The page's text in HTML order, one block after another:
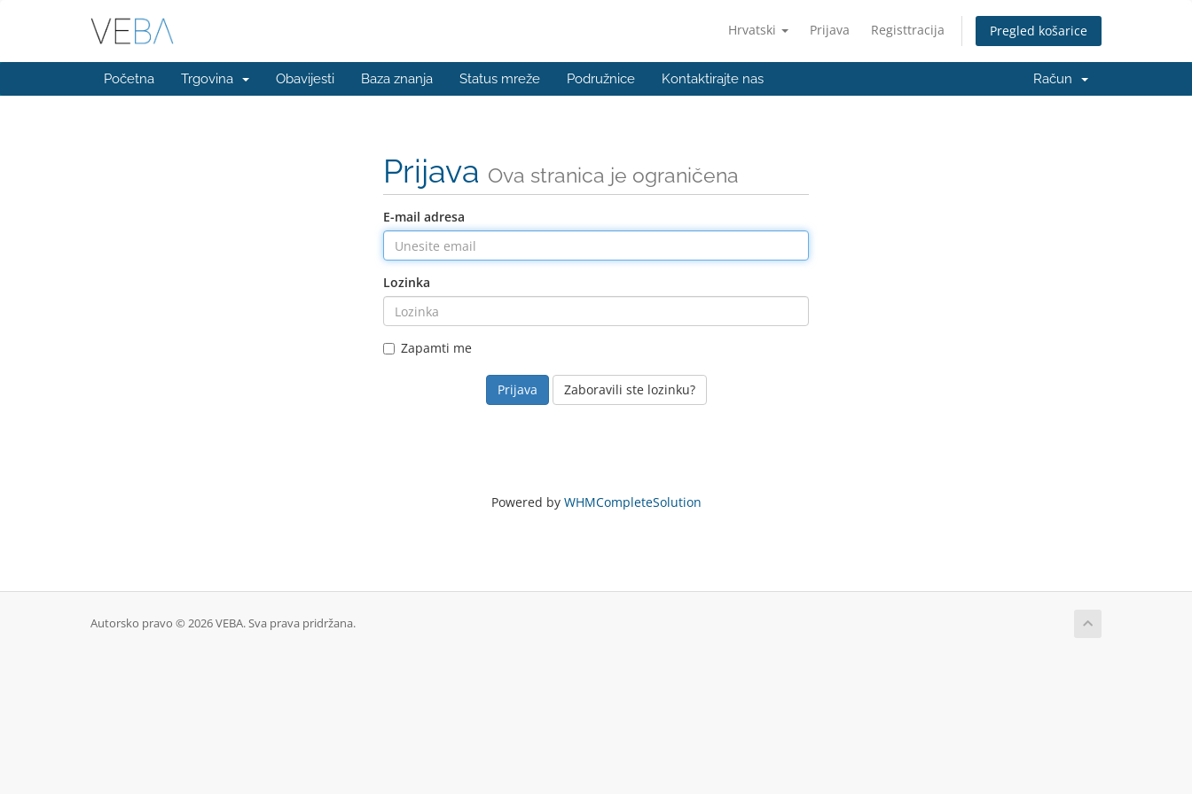
Hrvatski Prijava Registtracija Pregled košarice
Početna Trgovina Obavijesti Baza znanja Status mreže Podružnice Kontaktirajte nas Račun
Prijava Ova stranica je ograničena
E-mail adresa
Lozinka
Zapamti me
Zaboravili ste lozinku?
Powered by WHMCompleteSolution
Autorsko pravo © 2026 VEBA. Sva prava pridržana.